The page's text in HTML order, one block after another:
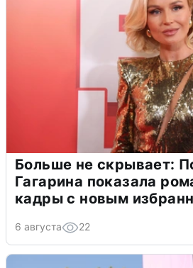
Больше не скрывает:
Гагарина показала
кадры с новым
6 августа 22